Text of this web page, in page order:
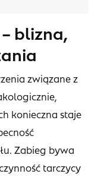
blizna,
związane z
konieczna staje
Zabieg bywa
tarczycy